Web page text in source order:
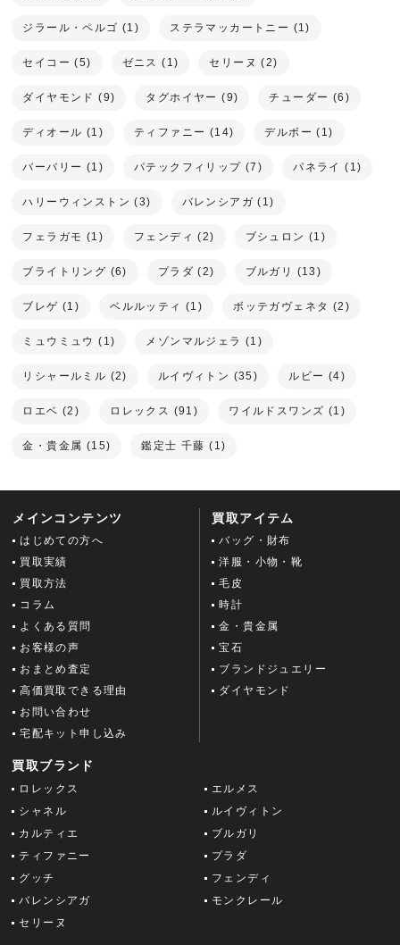
ジラール・ペルゴ (1) ステラマッカートニー (1)
セイコー (5) ゼニス (1) セリーヌ (2)
ダイヤモンド (9) タグホイヤー (9) チューダー (6)
ディオール (1) ティファニー (14) デルボー (1)
バーバリー (1) パテックフィリップ (7) パネライ (1)
ハリーウィンストン (3) バレンシアガ (1)
フェラガモ (1) フェンディ (2) ブシュロン (1)
ブライトリング (6) プラダ (2) ブルガリ (13)
ブレゲ (1) ベルルッティ (1) ボッテガヴェネタ (2)
ミュウミュウ (1) メゾンマルジェラ (1)
リシャールミル (2) ルイヴィトン (35) ルビー (4)
ロエベ (2) ロレックス (91) ワイルドスワンズ (1)
金・貴金属 (15) 鑑定士 千藤 (1)
メインコンテンツ
はじめての方へ
買取実績
買取方法
コラム
よくある質問
お客様の声
おまとめ査定
高価買取できる理由
お問い合わせ
宅配キット申し込み
買取アイテム
バッグ・財布
洋服・小物・靴
毛皮
時計
金・貴金属
宝石
ブランドジュエリー
ダイヤモンド
買取ブランド
ロレックス
エルメス
シャネル
ルイヴィトン
カルティエ
ブルガリ
ティファニー
プラダ
グッチ
フェンディ
バレンシアガ
モンクレール
セリーヌ